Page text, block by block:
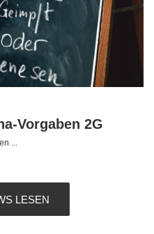
Vorgaben 2G
...
LESEN